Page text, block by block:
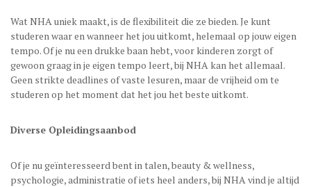
Wat NHA uniek maakt, is de flexibiliteit die ze bieden. Je kunt
studeren waar en wanneer het jou uitkomt, helemaal op jouw eigen
tempo. Of je nu een drukke baan hebt, voor kinderen zorgt of
gewoon graag in je eigen tempo leert, bij NHA kan het allemaal.
Geen strikte deadlines of vaste lesuren, maar de vrijheid om te
studeren op het moment dat het jou het beste uitkomt.
Diverse Opleidingsaanbod
Of je nu geïnteresseerd bent in talen, beauty & wellness,
psychologie, administratie of iets heel anders, bij NHA vind je altijd